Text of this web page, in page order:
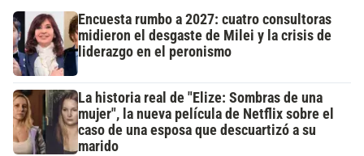
Encuesta rumbo a 2027: cuatro consultoras
midieron el desgaste de Milei y la crisis de
liderazgo en el peronismo
La historia real de "Elize: Sombras de una
mujer", la nueva película de Netflix sobre el
caso de una esposa que descuartizó a su
marido